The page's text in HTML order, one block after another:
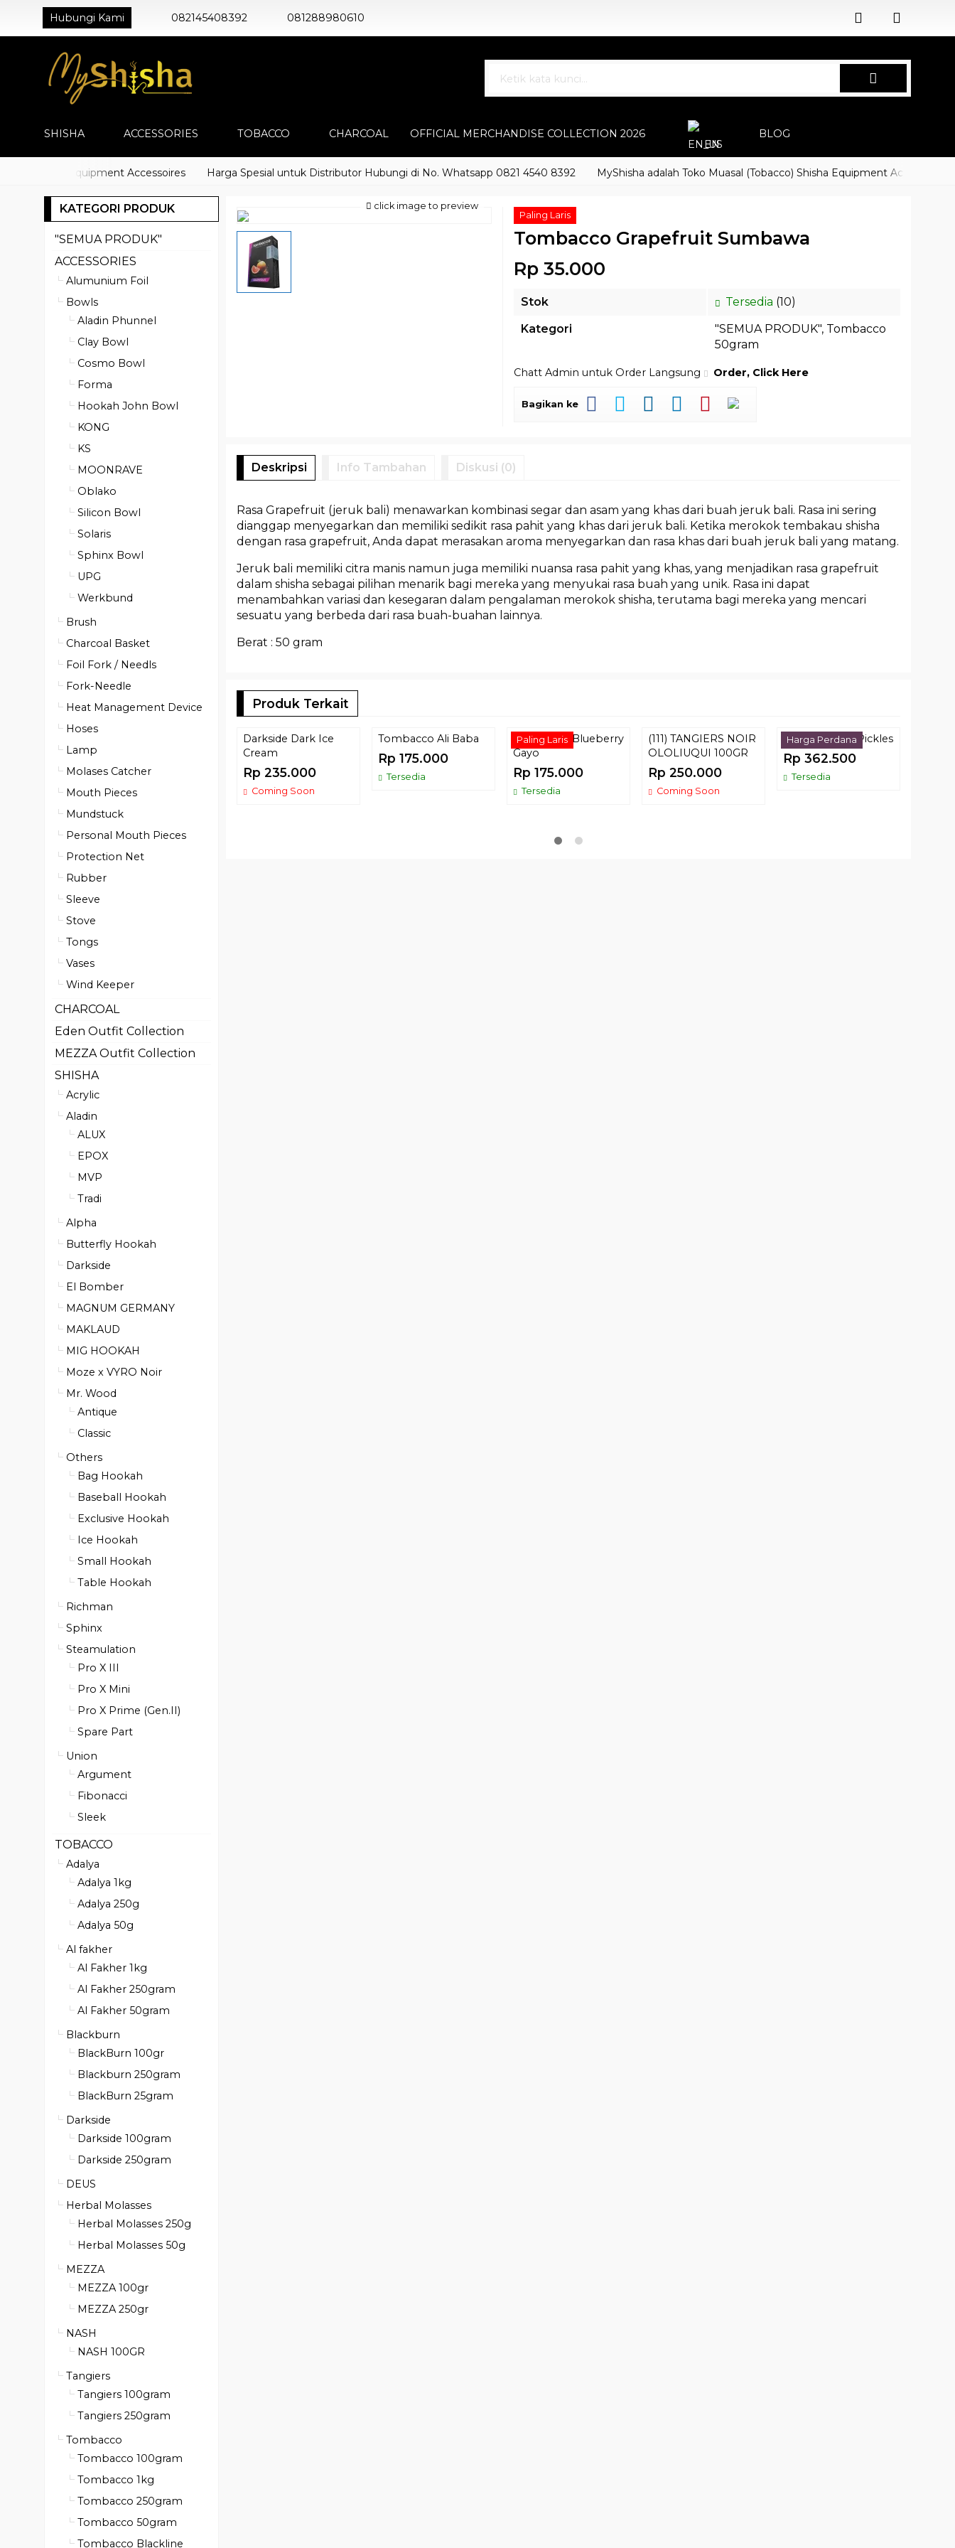
Hubungi Kami 082145408392 081288980610
SHISHA ACCESSORIES TOBACCO CHARCOAL
OFFICIAL MERCHANDISE COLLECTION 2026
EN
BLOG
Shisha Equipment Accessoires Harga Spesial untuk Distributor Hubungi di No. Whatsapp 0821 4540 8392 MyShisha adalah Toko Muasal (Tobacco) Shisha Equipment Accessoires
click image to preview
Paling Laris
Tombacco Grapefruit Sumbawa
Rp 35.000
Stok Tersedia (10)
Kategori
"SEMUA PRODUK", Tombacco
50gram
Chatt Admin untuk Order Langsung Order, Click Here
Bagikan ke
Deskripsi Info Tambahan Diskusi (0)
Rasa Grapefruit (jeruk bali) menawarkan kombinasi segar dan asam yang khas dari buah jeruk bali. Rasa ini sering
dianggap menyegarkan dan memiliki sedikit rasa pahit yang khas dari jeruk bali. Ketika merokok tembakau shisha
dengan rasa grapefruit, Anda dapat merasakan aroma menyegarkan dan rasa khas dari buah jeruk bali yang matang.
Jeruk bali memiliki citra manis namun juga memiliki nuansa rasa pahit yang khas, yang menjadikan rasa grapefruit
dalam shisha sebagai pilihan menarik bagi mereka yang menyukai rasa buah yang unik. Rasa ini dapat
menambahkan variasi dan kesegaran dalam pengalaman merokok shisha, terutama bagi mereka yang mencari
sesuatu yang berbeda dari rasa buah-buahan lainnya.
Berat : 50 gram
Produk Terkait
Darkside Dark Ice
Cream
Rp 235.000
Coming Soon
Tombacco Ali Baba
Rp 175.000
Tersedia
Paling Laris
Tombacco Blueberry
Gayo
Rp 175.000
Tersedia
(111) TANGIERS NOIR
OLOLIUQUI 100GR
Rp 250.000
Coming Soon
Harga Perdana
MEZZA Tickle Pickles
Rp 362.500
Tersedia
KATEGORI PRODUK
"SEMUA PRODUK"
ACCESSORIES
Alumunium Foil
Bowls
Aladin Phunnel
Clay Bowl
Cosmo Bowl
Forma
Hookah John Bowl
KONG
KS
MOONRAVE
Oblako
Silicon Bowl
Solaris
Sphinx Bowl
UPG
Werkbund
Brush
Charcoal Basket
Foil Fork / Needls
Fork-Needle
Heat Management Device
Hoses
Lamp
Molases Catcher
Mouth Pieces
Mundstuck
Personal Mouth Pieces
Protection Net
Rubber
Sleeve
Stove
Tongs
Vases
Wind Keeper
CHARCOAL
Eden Outfit Collection
MEZZA Outfit Collection
SHISHA
Acrylic
Aladin
ALUX
EPOX
MVP
Tradi
Alpha
Butterfly Hookah
Darkside
El Bomber
MAGNUM GERMANY
MAKLAUD
MIG HOOKAH
Moze x VYRO Noir
Mr. Wood
Antique
Classic
Others
Bag Hookah
Baseball Hookah
Exclusive Hookah
Ice Hookah
Small Hookah
Table Hookah
Richman
Sphinx
Steamulation
Pro X III
Pro X Mini
Pro X Prime (Gen.II)
Spare Part
Union
Argument
Fibonacci
Sleek
TOBACCO
Adalya
Adalya 1kg
Adalya 250g
Adalya 50g
Al fakher
Al Fakher 1kg
Al Fakher 250gram
Al Fakher 50gram
Blackburn
BlackBurn 100gr
Blackburn 250gram
BlackBurn 25gram
Darkside
Darkside 100gram
Darkside 250gram
DEUS
Herbal Molasses
Herbal Molasses 250g
Herbal Molasses 50g
MEZZA
MEZZA 100gr
MEZZA 250gr
NASH
NASH 100GR
Tangiers
Tangiers 100gram
Tangiers 250gram
Tombacco
Tombacco 100gram
Tombacco 1kg
Tombacco 250gram
Tombacco 50gram
Tombacco Blackline